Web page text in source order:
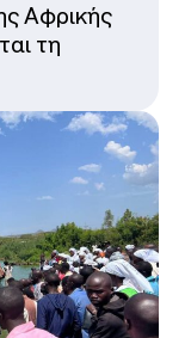
Αφρικής
τη